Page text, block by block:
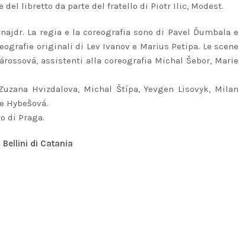
libretto da parte del fratello di Piotr Ilic, Modest.
La regia e la coreografia sono di Pavel Ďumbala e
originali di Lev Ivanov e Marius Petipa. Le scene
assistenti alla coreografia Michal Šebor, Marie
Hvizdalova, Michal Štípa, Yevgen Lisovyk, Milan
Hybeŝová.
di Praga.
di Catania